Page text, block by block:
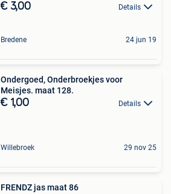
€ 3,00 Details
Bredene 24 jun 19
Ondergoed, Onderbroekjes voor
Meisjes. maat 128.
€ 1,00 Details
Willebroek 29 nov 25
FRENDZ jas maat 86